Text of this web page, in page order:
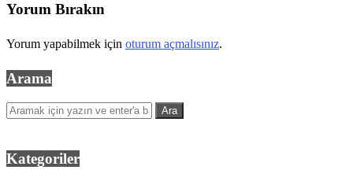
Yorum Bırakın
Yorum yapabilmek için oturum açmalısınız.
Arama
Kategoriler